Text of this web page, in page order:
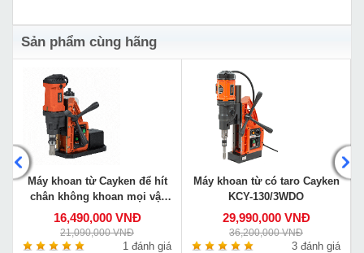
Sản phẩm cùng hãng
Máy khoan từ Cayken để hít
chân không khoan mọi vật
liệu VS-35E
16,490,000 VNĐ
21,090,000 VNĐ
1 đánh giá
Máy khoan từ có taro Cayken
KCY-130/3WDO
29,990,000 VNĐ
36,200,000 VNĐ
3 đánh giá